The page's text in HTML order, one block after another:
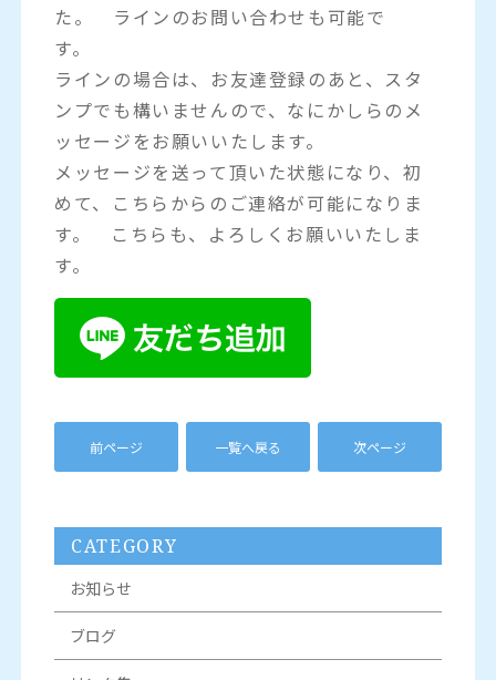
た。 ラインのお問い合わせも可能で
す。
ラインの場合は、お友達登録のあと、スタ
ンプでも構いませんので、なにかしらのメ
ッセージをお願いいたします。
メッセージを送って頂いた状態になり、初
めて、こちらからのご連絡が可能になりま
す。 こちらも、よろしくお願いいたしま
す。
前ページ 一覧へ戻る 次ページ
CATEGORY
お知らせ
ブログ